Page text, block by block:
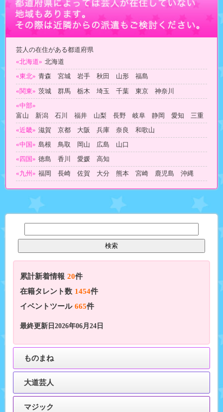
芸人の在住がある都道府県
«北海道» 北海道
«東北» 青森 宮城 岩手 秋田 山形 福島
«関東» 茨城 群馬 栃木 埼玉 千葉 東京 神奈川
«中部»
富山 新潟 石川 福井 山梨 長野 岐阜 静岡 愛知 三重
«近畿» 滋賀 京都 大阪 兵庫 奈良 和歌山
«中国» 島根 鳥取 岡山 広島 山口
«四国» 徳島 香川 愛媛 高知
«九州» 福岡 長崎 佐賀 大分 熊本 宮崎 鹿児島 沖縄
累計新着情報 20件
在籍タレント数 1454件
イベントツール 665件
最終更新日2026年06月24日
ものまね
大道芸人
マジック